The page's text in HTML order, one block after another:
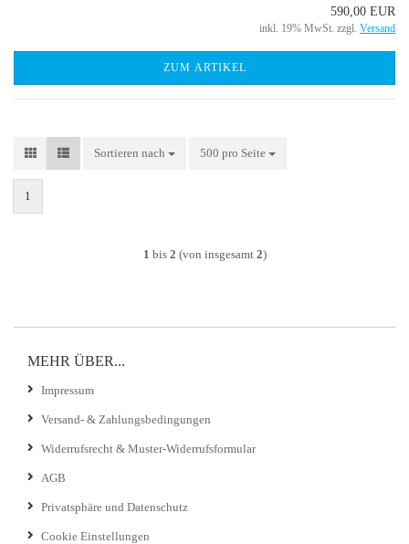
590,00 EUR
inkl. 19% MwSt. zzgl. Versand
ZUM ARTIKEL
Sortieren nach
Sortieren nach 500 pro Seite
pro Seite
1
1 bis 2 (von insgesamt 2)
MEHR ÜBER...
Impressum
Versand- & Zahlungsbedingungen
Widerrufsrecht & Muster-Widerrufsformular
AGB
Privatsphäre und Datenschutz
Cookie Einstellungen